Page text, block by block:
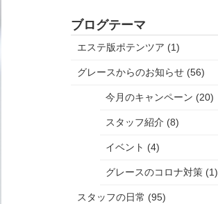
ブログテーマ
エステ版ポテンツア (1)
グレースからのお知らせ (56)
今月のキャンペーン (20)
スタッフ紹介 (8)
イベント (4)
グレースのコロナ対策 (1)
スタッフの日常 (95)